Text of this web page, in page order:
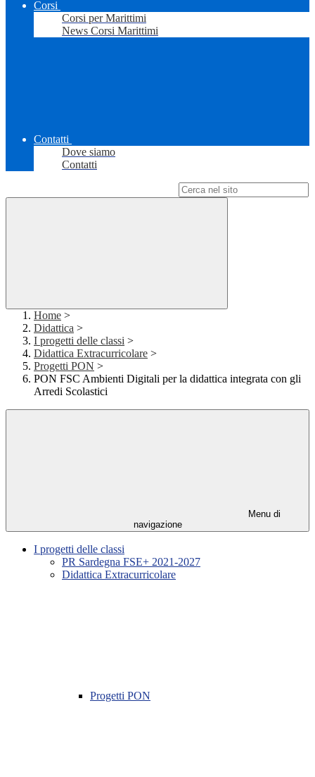
Corsi
Corsi per Marittimi
News Corsi Marittimi
Contatti
Dove siamo
Contatti
Home >
Didattica >
I progetti delle classi >
Didattica Extracurricolare >
Progetti PON >
PON FSC Ambienti Digitali per la didattica integrata con gli
Arredi Scolastici
Menu di
navigazione
I progetti delle classi
PR Sardegna FSE+ 2021-2027
Didattica Extracurricolare
Progetti PON